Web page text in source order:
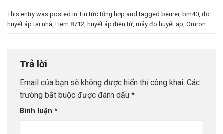
This entry was posted in Tin tức tổng hợp and tagged beurer, bm40, đo
huyết áp tại nhà, Hem 8712, huyết áp điện tử, máy đo huyết áp, Omron.
Trả lời
Email của bạn sẽ không được hiển thị công khai. Các
trường bắt buộc được đánh dấu *
Bình luận *